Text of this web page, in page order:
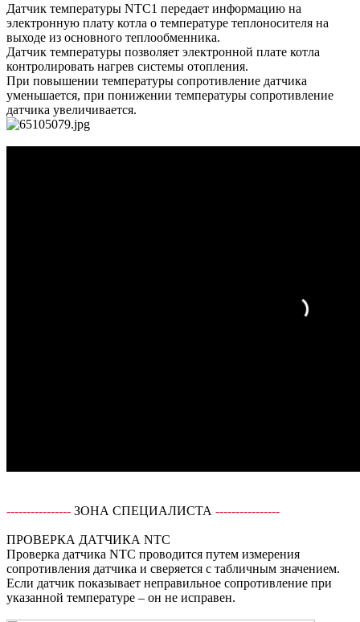
Датчик температуры NTC1 передает информацию на
электронную плату котла о температуре теплоносителя на
выходе из основного теплообменника.
Датчик температуры позволяет электронной плате котла
контролировать нагрев системы отопления.
При повышении температуры сопротивление датчика
уменьшается, при понижении температуры сопротивление
датчика увеличивается.
---------------- ЗОНА СПЕЦИАЛИСТА ----------------
ПРОВЕРКА ДАТЧИКА NTC
Проверка датчика NTC проводится путем измерения
сопротивления датчика и сверяется с табличным значением.
Если датчик показывает неправильное сопротивление при
указанной температуре – он не исправен.